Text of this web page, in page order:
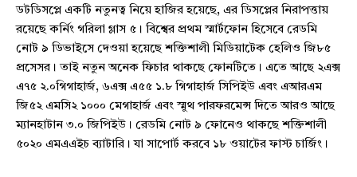
ডটডিসপ্লে একটি নতুনত্ব নিয়ে হাজির হয়েছে, এর ডিসপ্লের নিরাপত্তায়
রয়েছে কর্নিং গরিলা গ্লাস ৫। বিশ্বের প্রথম স্মার্টফোন হিসেবে রেডমি
নোট ৯ ডিভাইসে দেওয়া হয়েছে শক্তিশালী মিডিয়াটেক হেলিও জি৮৫
প্রসেসর। তাই নতুন অনেক ফিচার থাকছে ফোনটিতে। এতে আছে ২এক্স
এ৭৫ ২.০গিগাহার্জ, ৬এক্স এ৫৫ ১.৮ গিগাহার্জ সিপিইউ এবং এআরএম
জি৫২ এমসি২ ১০০০ মেগাহার্জ এবং স্মুথ পারফরমেন্স দিতে আরও আছে
ম্যানহাটান ৩.০ জিপিইউ। রেডমি নোট ৯ ফোনেও থাকছে শক্তিশালী
৫০২০ এমএএইচ ব্যাটারি। যা সাপোর্ট করবে ১৮ ওয়াটের ফাস্ট চার্জিং।